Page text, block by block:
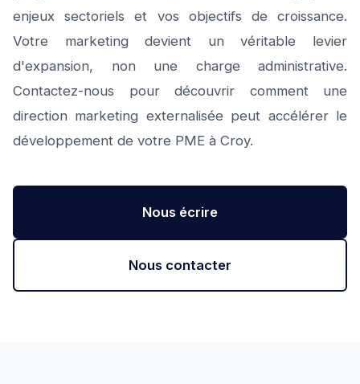
enjeux sectoriels et vos objectifs de croissance.
Votre marketing devient un véritable levier
d'expansion, non une charge administrative.
Contactez-nous pour découvrir comment une
direction marketing externalisée peut accélérer le
développement de votre PME à Croy.
Nous écrire
Nous contacter